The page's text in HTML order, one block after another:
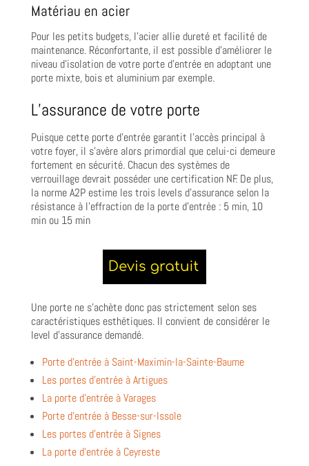
Matériau en acier
Pour les petits budgets, l’acier allie dureté et facilité de
maintenance. Réconfortante, il est possible d’améliorer le
niveau d’isolation de votre porte d’entrée en adoptant une
porte mixte, bois et aluminium par exemple.
L’assurance de votre porte
Puisque cette porte d’entrée garantit l’accès principal à
votre foyer, il s’avère alors primordial que celui-ci demeure
fortement en sécurité. Chacun des systèmes de
verrouillage devrait posséder une certification NF. De plus,
la norme A2P estime les trois levels d’assurance selon la
résistance à l’effraction de la porte d’entrée : 5 min, 10
min ou 15 min
Une porte ne s’achète donc pas strictement selon ses
caractéristiques esthétiques. Il convient de considérer le
level d’assurance demandé.
Porte d’entrée à Saint-Maximin-la-Sainte-Baume
Les portes d’entrée à Artigues
La porte d’entrée à Varages
Porte d’entrée à Besse-sur-Issole
Les portes d’entrée à Signes
La porte d’entrée à Ceyreste